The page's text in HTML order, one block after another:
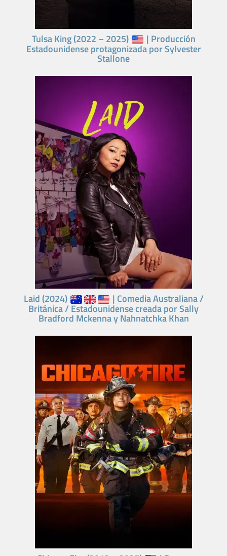
Tulsa King (2022 – 2025) | Producción
Estadounidense protagonizada por Sylvester
Stallone
Laid (2024) | Comedia Australiana /
Británica / Estadounidense creada por Sally
Bradford Mckenna y Nahnatchka Khan